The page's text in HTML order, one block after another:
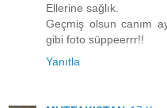
Ellerine sağlık.
Geçmiş olsun canım
gibi foto süppeerrr!!
Yanıtla